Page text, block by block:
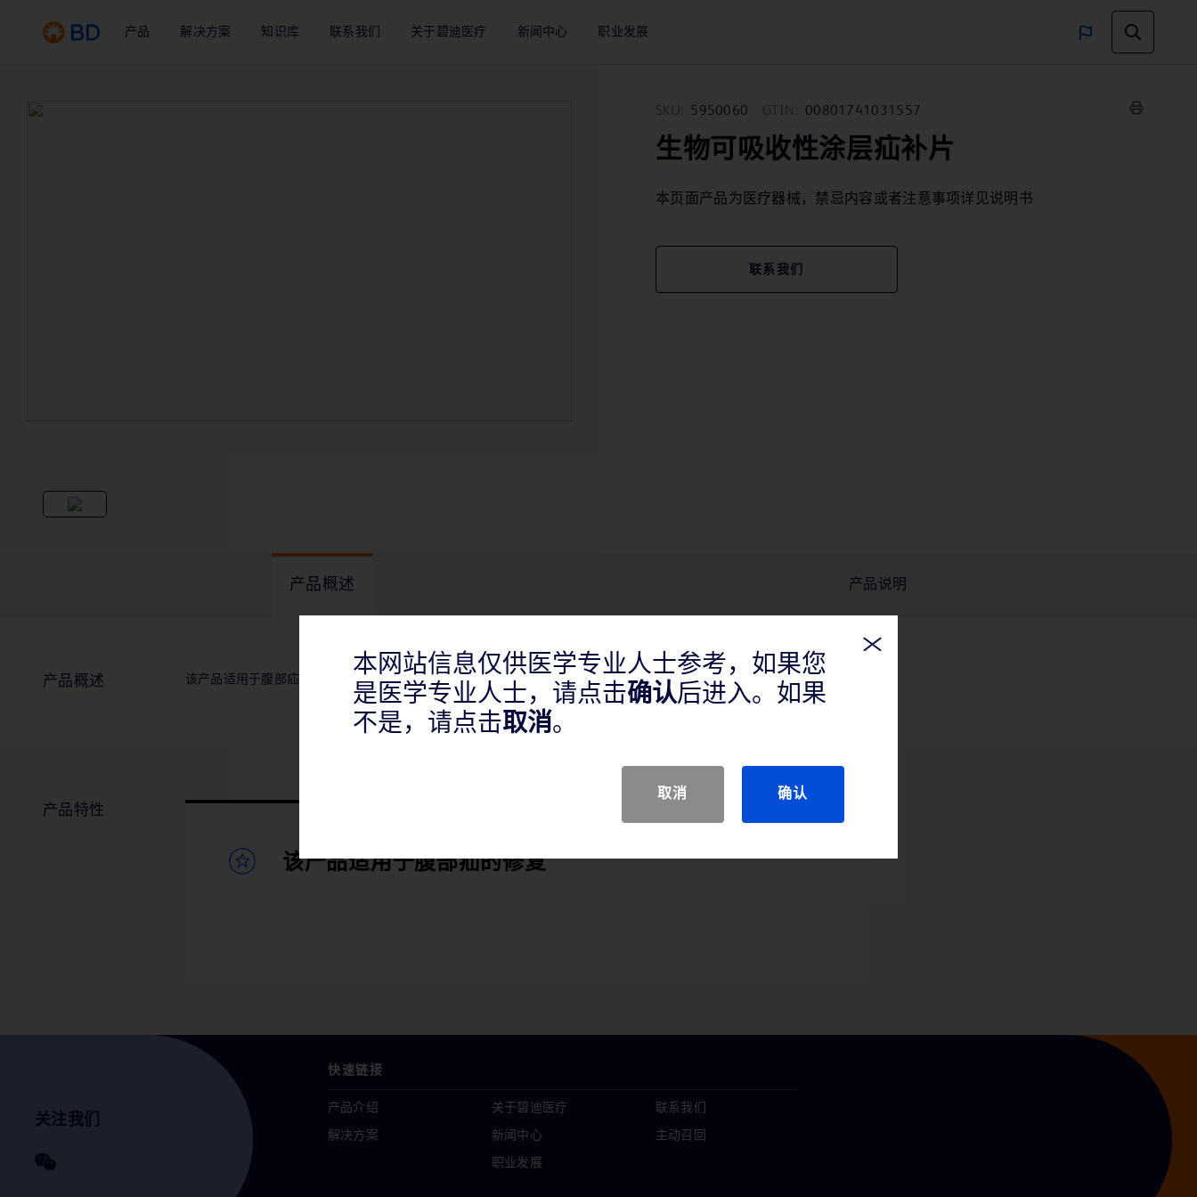
产品 解决方案 知识库 联系我们 关于碧迪医疗 新闻中心 职业发展
SKU: 5950060 GTIN: 00801741031557
生物可吸收性涂层疝补片
本页面产品为医疗器械，禁忌内容或者注意事项详见说明书
联系我们
产品概述 产品说明
产品概述 该产品适用于腹部疝的修复。
产品特性
该产品适用于腹部疝的修复
关注我们
快速链接
产品介绍
解决方案
关于碧迪医疗
新闻中心
职业发展
联系我们
主动召回
本网站信息仅供医学专业人士参考，如果您
是医学专业人士，请点击确认后进入。如果
不是，请点击取消。
取消 确认